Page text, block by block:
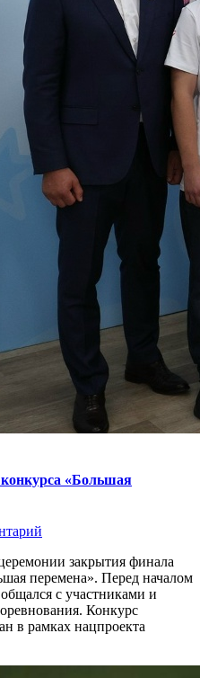
«Большая
закрытия финала
перемена». Перед началом
с участниками и
Конкурс
в рамках нацпроекта